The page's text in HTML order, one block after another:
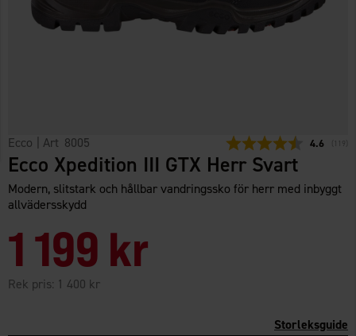
Ecco | Art 8005 Snittbetyg:
4.6 119
Ecco Xpedition III GTX Herr Svart
Modern, slitstark och hållbar vandringssko för herr med inbyggt
allvädersskydd
1 199 kr
Rek pris: 1 400 kr
Storleksguide